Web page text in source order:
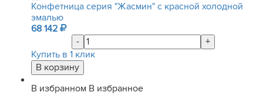
Конфетница серия "Жасмин" с красной холодной
эмалью
68 142
-
+
Купить в 1 клик
В избранном В избранное